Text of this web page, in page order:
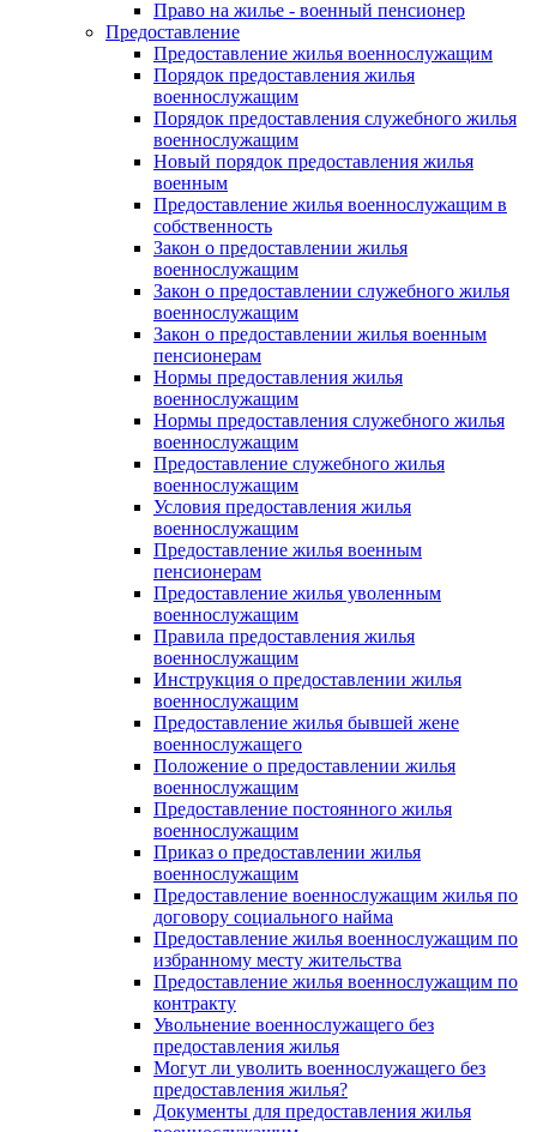
Право на жилье - военный пенсионер
Предоставление
Предоставление жилья военнослужащим
Порядок предоставления жилья
военнослужащим
Порядок предоставления служебного жилья
военнослужащим
Новый порядок предоставления жилья
военным
Предоставление жилья военнослужащим в
собственность
Закон о предоставлении жилья
военнослужащим
Закон о предоставлении служебного жилья
военнослужащим
Закон о предоставлении жилья военным
пенсионерам
Нормы предоставления жилья
военнослужащим
Нормы предоставления служебного жилья
военнослужащим
Предоставление служебного жилья
военнослужащим
Условия предоставления жилья
военнослужащим
Предоставление жилья военным
пенсионерам
Предоставление жилья уволенным
военнослужащим
Правила предоставления жилья
военнослужащим
Инструкция о предоставлении жилья
военнослужащим
Предоставление жилья бывшей жене
военнослужащего
Положение о предоставлении жилья
военнослужащим
Предоставление постоянного жилья
военнослужащим
Приказ о предоставлении жилья
военнослужащим
Предоставление военнослужащим жилья по
договору социального найма
Предоставление жилья военнослужащим по
избранному месту жительства
Предоставление жилья военнослужащим по
контракту
Увольнение военнослужащего без
предоставления жилья
Могут ли уволить военнослужащего без
предоставления жилья?
Документы для предоставления жилья